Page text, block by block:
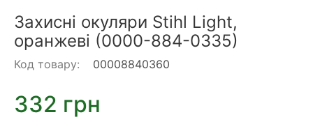
Захисні окуляри Stihl Light,
оранжеві (0000-884-0335)
Код товару: 00008840360
332 грн